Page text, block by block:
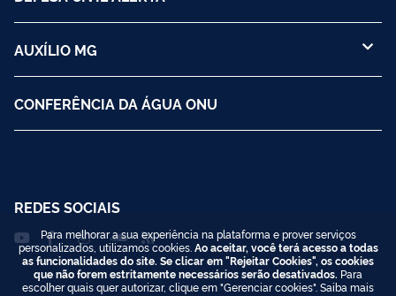
AUXÍLIO MG
CONFERÊNCIA DA ÁGUA ONU
REDES SOCIAIS
Para melhorar a sua experiência na plataforma e prover serviços
personalizados, utilizamos cookies. Ao aceitar, você terá acesso a todas
as funcionalidades do site. Se clicar em "Rejeitar Cookies", os cookies
que não forem estritamente necessários serão desativados. Para
escolher quais quer autorizar, clique em "Gerenciar cookies". Saiba mais